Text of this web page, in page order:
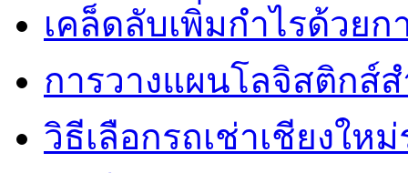
เคล็ดลับเพิ่มกำไรด้วย
การวางแผนโลจิสติกส์
วิธีเลือกรถเช่าเชียงให